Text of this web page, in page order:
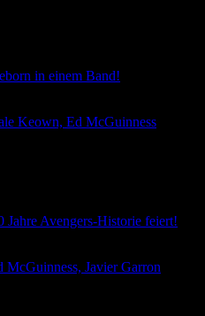
in einem Band!
Keown, Ed McGuinness
Jahre Avengers-Historie feiert!
Javier Garron